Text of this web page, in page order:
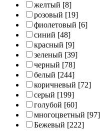
желтый [8]
розовый [19]
фиолетовый [6]
синий [48]
красный [9]
зеленый [39]
черный [78]
белый [244]
коричневый [72]
серый [199]
голубой [60]
многоцветный [97]
Бежевый [222]